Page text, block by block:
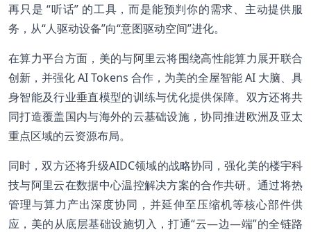
再只是 “听话” 的工具，而是能预判你的需求、主动提供服
务，从“人驱动设备”向“意图驱动空间”进化。
在算力平台方面，美的与阿里云将围绕高性能算力展开联合
创新，并强化 AI Tokens 合作，为美的全屋智能 AI 大脑、具
身智能及行业垂直模型的训练与优化提供保障。双方还将共
同打造覆盖国内与海外的云基础设施，协同推进欧洲及亚太
重点区域的云资源布局。
​同时，双方还将升级AIDC领域的战略协同，强化美的楼宇科
技与阿里云在数据中心温控解决方案的合作共研。通过将热
管理与算力产出深度协同，并延伸至压缩机等核心部件供
应，美的从底层基础设施切入，打通“云—边—端”的全链路